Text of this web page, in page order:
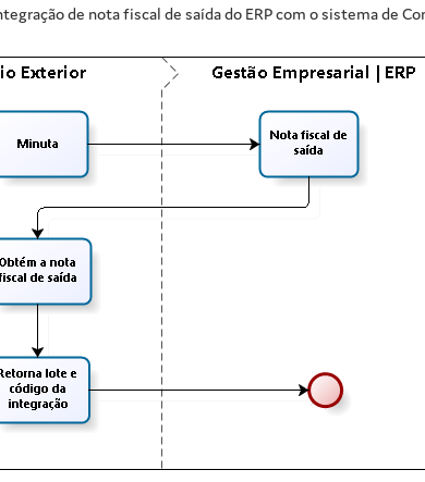
de nota fiscal de saída do ERP com o sistema de